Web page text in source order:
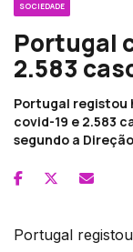
SOCIEDADE
Portugal
2.583
Portugal registou
covid-19 e 2.583
segundo a
Portugal